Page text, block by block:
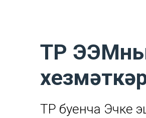
ТР
ТР буенча Эчке